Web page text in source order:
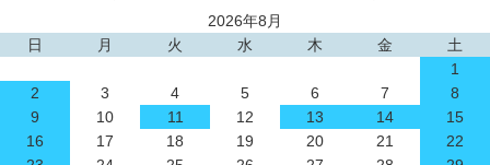
2026年8月
日
月 火 水 木 金
土
1
2
3 4 5 6 7
8
9
10 11 12 13 14
15
16
17 18 19 20 21
22